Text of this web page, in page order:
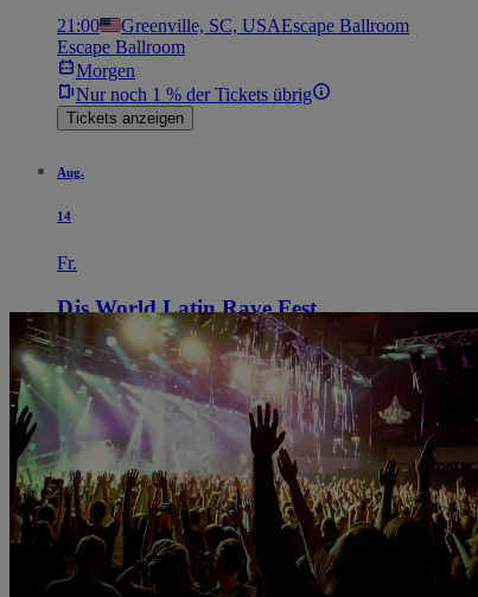
21:00 Greenville, SC, USAEscape Ballroom
Escape Ballroom
Morgen
Nur noch 1 % der Tickets übrig
Tickets anzeigen
Aug.
14
Fr.
Djs World Latin Rave Fest
21:00 Phoenix, AZ, USAEl Capri
El Capri
Tickets anzeigen